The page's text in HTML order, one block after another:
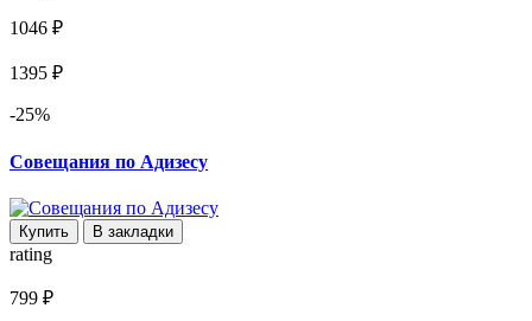
1046 ₽
1395 ₽
-25%
Совещания по Адизесу
Купить В закладки
rating
799 ₽